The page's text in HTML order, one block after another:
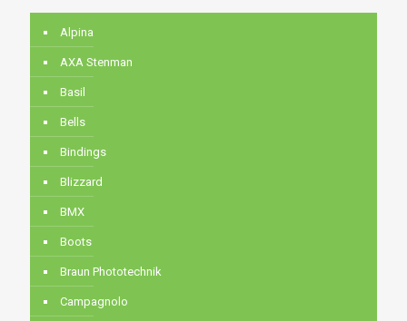
Alpina
AXA Stenman
Basil
Bells
Bindings
Blizzard
BMX
Boots
Braun Phototechnik
Campagnolo